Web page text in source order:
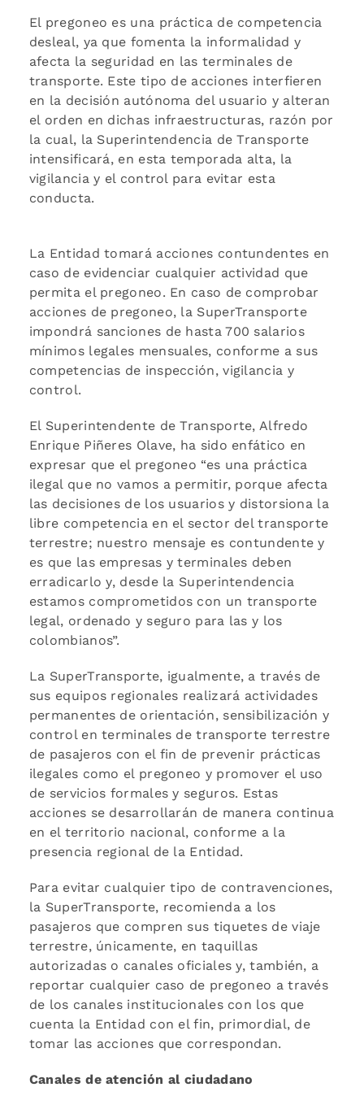
El pregoneo es una práctica de competencia
desleal, ya que fomenta la informalidad y
afecta la seguridad en las terminales de
transporte. Este tipo de acciones interfieren
en la decisión autónoma del usuario y alteran
el orden en dichas infraestructuras, razón por
la cual, la Superintendencia de Transporte
intensificará, en esta temporada alta, la
vigilancia y el control para evitar esta
conducta.
La Entidad tomará acciones contundentes en
caso de evidenciar cualquier actividad que
permita el pregoneo. En caso de comprobar
acciones de pregoneo, la SuperTransporte
impondrá sanciones de hasta 700 salarios
mínimos legales mensuales, conforme a sus
competencias de inspección, vigilancia y
control.
El Superintendente de Transporte, Alfredo
Enrique Piñeres Olave, ha sido enfático en
expresar que el pregoneo “es una práctica
ilegal que no vamos a permitir, porque afecta
las decisiones de los usuarios y distorsiona la
libre competencia en el sector del transporte
terrestre; nuestro mensaje es contundente y
es que las empresas y terminales deben
erradicarlo y, desde la Superintendencia
estamos comprometidos con un transporte
legal, ordenado y seguro para las y los
colombianos”.
La SuperTransporte, igualmente, a través de
sus equipos regionales realizará actividades
permanentes de orientación, sensibilización y
control en terminales de transporte terrestre
de pasajeros con el fin de prevenir prácticas
ilegales como el pregoneo y promover el uso
de servicios formales y seguros. Estas
acciones se desarrollarán de manera continua
en el territorio nacional, conforme a la
presencia regional de la Entidad.
Para evitar cualquier tipo de contravenciones,
la SuperTransporte, recomienda a los
pasajeros que compren sus tiquetes de viaje
terrestre, únicamente, en taquillas
autorizadas o canales oficiales y, también, a
reportar cualquier caso de pregoneo a través
de los canales institucionales con los que
cuenta la Entidad con el fin, primordial, de
tomar las acciones que correspondan.
Canales de atención al ciudadano